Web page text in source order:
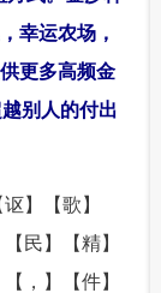
幸运农场，
更多高频金
别人的付出
】【歌】
民】【精】
，】【件】